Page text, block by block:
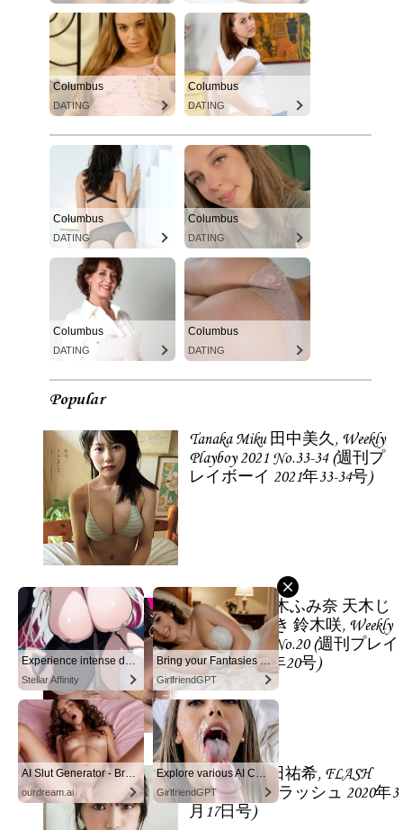
Experience intense desire for girls anytime, anywhere.
Stellar Affinity
Bring your Fantasies to life
GirlfriendGPT
AI Slut Generator - Bring your Fantasies to life 🔥
ourdream.ai
Explore various AI Characters on GirlfriendGPT
GirlfriendGPT
Columbus
DATING
Columbus
DATING
Columbus
DATING
Columbus
DATING
Columbus
DATING
Columbus
DATING
Popular
Tanaka Miku 田中美久, Weekly
Playboy 2021 No.33-34 (週刊プ
レイボーイ 2021年33-34号)
倉持由香 鈴木ふみ奈 天木じ
ゅん 柳瀬さき 鈴木咲, Weekly
Playboy 2022 No.20 (週刊プレイ
ボーイ 2022年20号)
Yoda Yuki 与田祐希, FLASH
2020.03.17 (フラッシュ 2020年3
月17日号)